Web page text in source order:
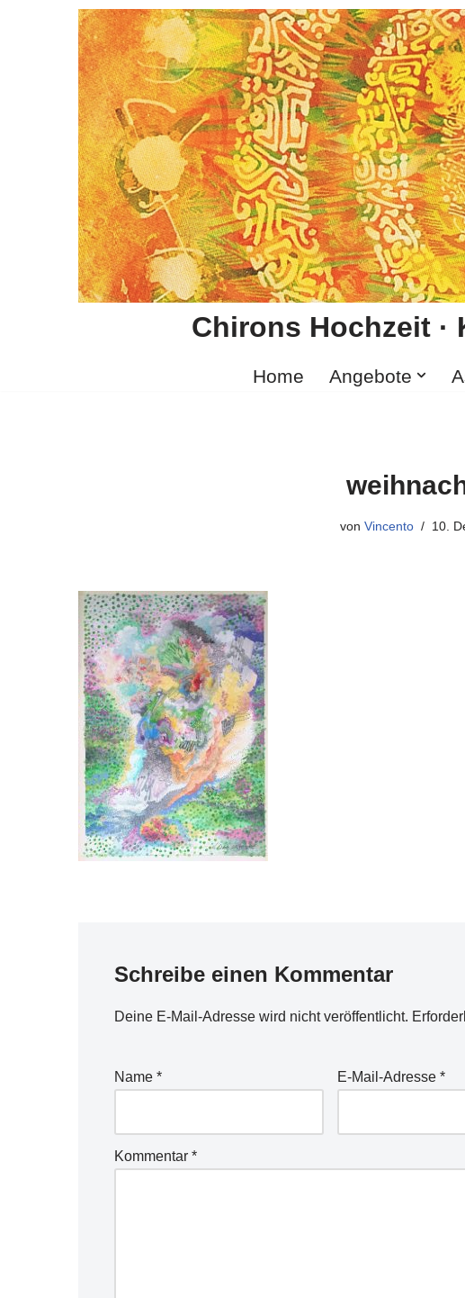
Chirons Hochzeit
Home Angebote
von Vincento 10.
Schreibe einen Kommentar
Deine E-Mail-Adresse wird nicht veröffentlicht.
Name * E-Mail-Adresse*
Kommentar *